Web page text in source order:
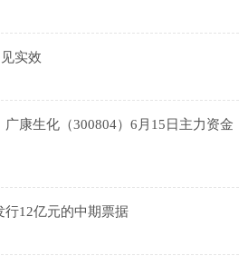
实效
康生化（300804）6月15日主力资金
行12亿元的中期票据